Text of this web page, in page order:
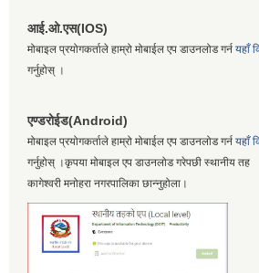
आई.ओ.एस(IOS)
मोबाइल प्रयोगकर्ताले हाम्रो मोबाईल एप डाउनलोड गर्न यहाँ
गर्नुहोस् ।
एण्डरोईड(Android)
मोबाइल प्रयोगकर्ताले हाम्रो मोबाईल एप डाउनलोड गर्न यहाँ
गर्नुहोस् ।कृपया मोबाइल एप डाउनलोड गरेपछी स्थानीय तह
कागेश्वरी मनोहरा नगरपालिका छान्नुहोला।